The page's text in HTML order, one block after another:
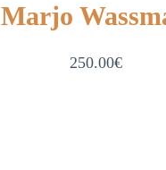
Marjo
250.00€